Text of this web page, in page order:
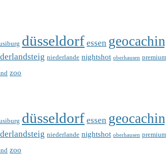
düsseldorf essen
niederlande nightshot oberhausen
zoo
düsseldorf essen
niederlande nightshot oberhausen
zoo